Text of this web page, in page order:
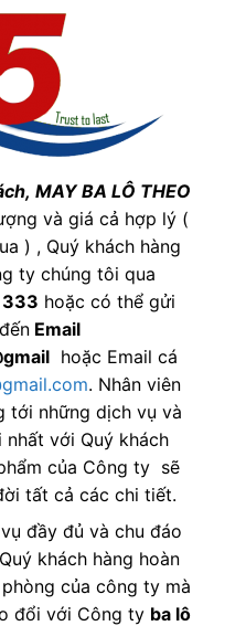
MAY BA LÔ THEO
và giá cả hợp lý (
) , Quý khách hàng
ty chúng tôi qua
hoặc có thể gửi
Email
hoặc Email cá
. Nhân viên
tới những dịch vụ và
với Quý khách
của Công ty sẽ
tất cả các chi tiết.
đầy đủ và chu đáo
Quý khách hàng hoàn
của công ty mà
đổi với Công ty ba lô